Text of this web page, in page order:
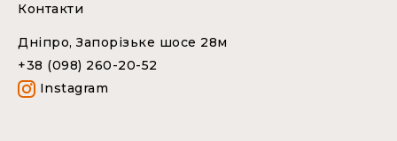
Контакти
Дніпро, Запорізьке шосе 28м
+38 (098) 260-20-52
Instagram